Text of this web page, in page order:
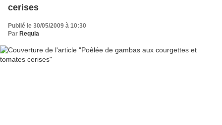
cerises
Publié le 30/05/2009 à 10:30
Par Requia